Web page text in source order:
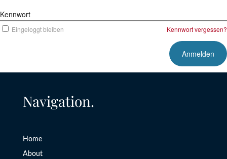
Kennwort
Eingeloggt bleiben Kennwort vergessen?
Navigation.
Home
About